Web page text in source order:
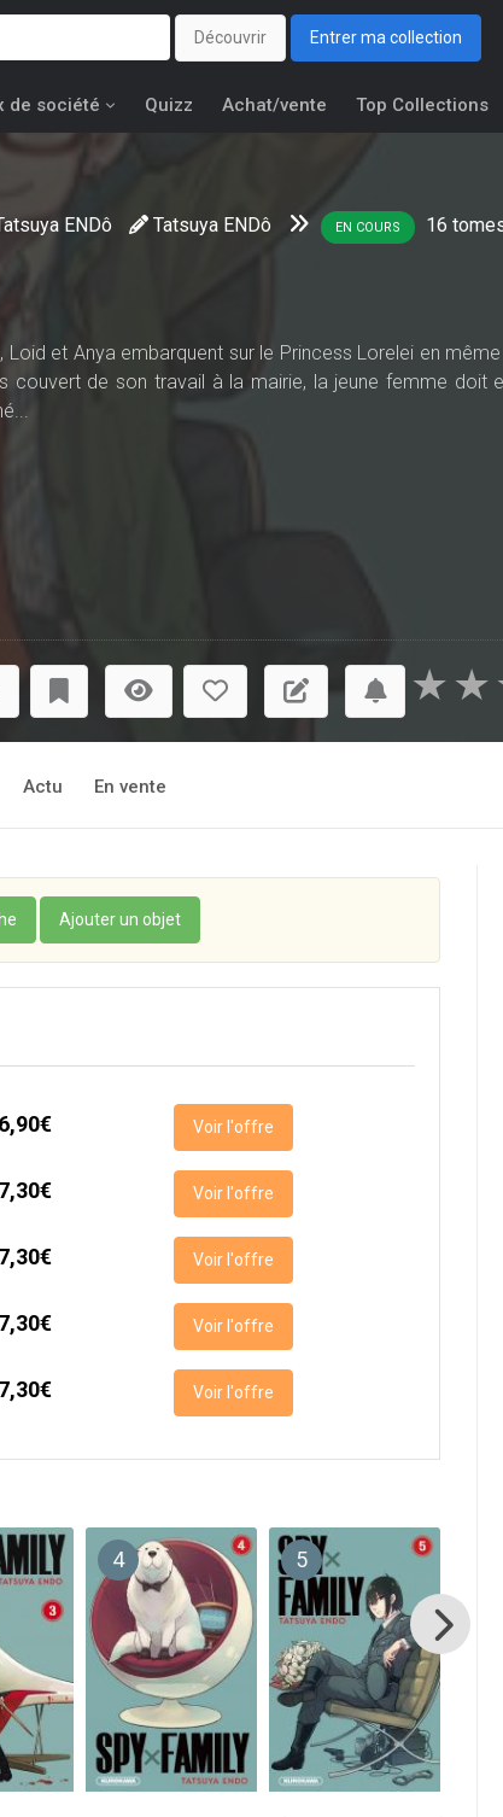
Découvrir Entrer ma collection
de société Quizz Achat/vente Top Collections
ENDô Tatsuya ENDô EN COURS 16
et Anya embarquent sur le Princess Lorelei en
couvert de son travail à la mairie, la jeune femme doit
★
★
Actu En vente
Ajouter un objet
6,90€ Voir l'offre
7,30€ Voir l'offre
7,30€ Voir l'offre
7,30€ Voir l'offre
7,30€ Voir l'offre
4 5